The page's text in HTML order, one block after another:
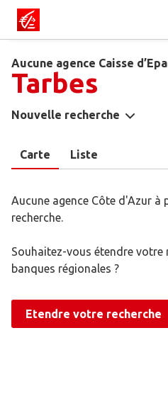
Aucune agence Caisse
Tarbes
Nouvelle recherche
Carte Liste
Aucune agence Côte d'Azur à
recherche.
Souhaitez-vous étendre votre
banques régionales ?
Etendre votre recherche